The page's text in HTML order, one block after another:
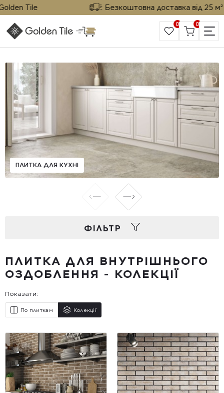
Tile Безкоштовна доставка від 25 м²
САЙТ КОМПАНІЇ
0 0
ПЛИТКА ДЛЯ КУХНІ
ФIЛЬТР
ПЛИТКА ДЛЯ ВНУТРІШНЬОГО
ОЗДОБЛЕННЯ - КОЛЕКЦІЇ
Показати:
По плиткам Колекції